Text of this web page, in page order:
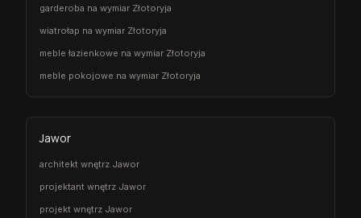
garderoba na wymiar Złotoryja
wiatrołap na wymiar Złotoryja
meble łazienkowe na wymiar Złotoryja
meble pokojowe na wymiar Złotoryja
Jawor
architekt wnętrz Jawor
projektant wnętrz Jawor
projekt wnętrz Jawor